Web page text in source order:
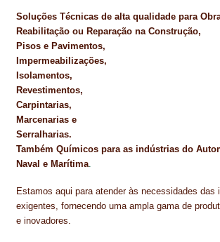
Soluções Técnicas de alta qualidade para
Reabilitação ou Reparação na Construção,
Pisos e Pavimentos,
Impermeabilizações,
Isolamentos,
Revestimentos,
Carpintarias,
Marcenarias e
Serralharias.
Também Químicos para as indústrias do
Naval e Marítima.
Estamos aqui para atender às necessidades das
exigentes, fornecendo uma ampla gama de
e inovadores.